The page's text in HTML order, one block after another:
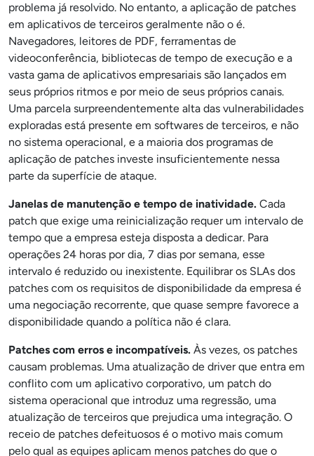
problema já resolvido. No entanto, a aplicação de patches
em aplicativos de terceiros geralmente não o é.
Navegadores, leitores de PDF, ferramentas de
videoconferência, bibliotecas de tempo de execução e a
vasta gama de aplicativos empresariais são lançados em
seus próprios ritmos e por meio de seus próprios canais.
Uma parcela surpreendentemente alta das vulnerabilidades
exploradas está presente em softwares de terceiros, e não
no sistema operacional, e a maioria dos programas de
aplicação de patches investe insuficientemente nessa
parte da superfície de ataque.
Janelas de manutenção e tempo de inatividade. Cada
patch que exige uma reinicialização requer um intervalo de
tempo que a empresa esteja disposta a dedicar. Para
operações 24 horas por dia, 7 dias por semana, esse
intervalo é reduzido ou inexistente. Equilibrar os SLAs dos
patches com os requisitos de disponibilidade da empresa é
uma negociação recorrente, que quase sempre favorece a
disponibilidade quando a política não é clara.
Patches com erros e incompatíveis. Às vezes, os patches
causam problemas. Uma atualização de driver que entra em
conflito com um aplicativo corporativo, um patch do
sistema operacional que introduz uma regressão, uma
atualização de terceiros que prejudica uma integração. O
receio de patches defeituosos é o motivo mais comum
pelo qual as equipes aplicam menos patches do que o